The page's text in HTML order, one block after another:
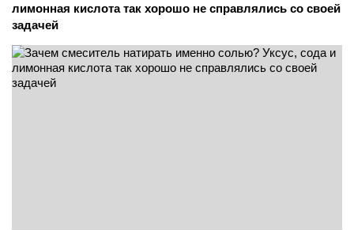
лимонная кислота так хорошо не справлялись со своей
задачей